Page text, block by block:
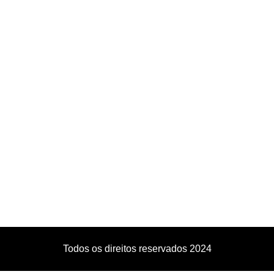
Todos os direitos reservados 2024